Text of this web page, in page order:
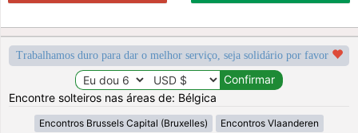
Trabalhamos duro para dar o melhor serviço, seja solidário por favor
Encontre solteiros nas áreas de: Bélgica
Encontros Brussels Capital (Bruxelles) Encontros Vlaanderen